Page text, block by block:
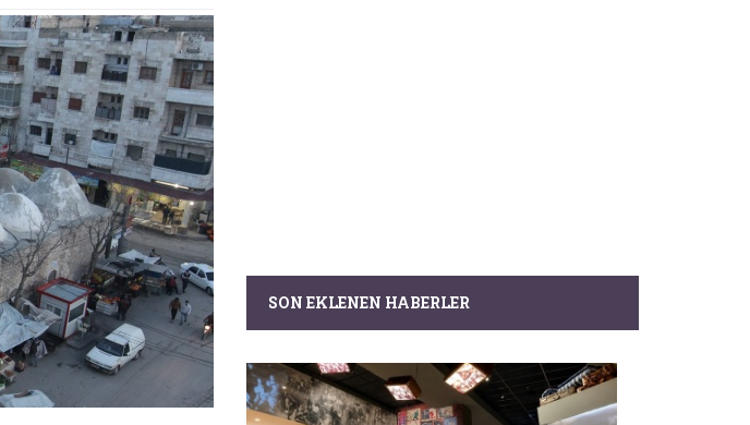
SON EKLENEN HABERLER